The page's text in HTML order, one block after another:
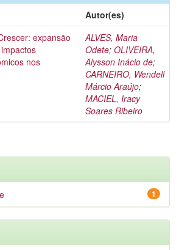
Autor(es)
expansão
nos
ALVES, Maria
Odete; OLIVEIRA,
Alysson Inácio de;
CARNEIRO, Wendell
Márcio Araújo;
MACIEL, Iracy
Soares Ribeiro
1